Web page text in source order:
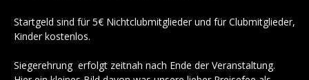
Startgeld sind für 5€ Nichtclubmitglieder und für Clubmitglieder,
Kinder kostenlos.
Siegerehrung erfolgt zeitnah nach Ende der Veranstaltung.